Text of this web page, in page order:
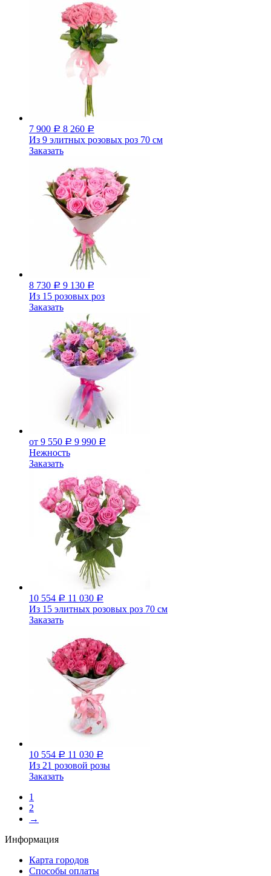
7 900 Р 8 260 Р
Из 9 элитных розовых роз 70 см
Заказать
8 730 Р 9 130 Р
Из 15 розовых роз
Заказать
от 9 550 Р 9 990 Р
Нежность
Заказать
10 554 Р 11 030 Р
Из 15 элитных розовых роз 70 см
Заказать
10 554 Р 11 030 Р
Из 21 розовой розы
Заказать
1
2
→
Информация
Карта городов
Способы оплаты